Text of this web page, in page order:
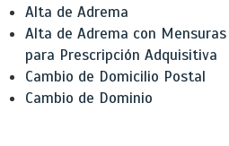
Alta de Adrema
Alta de Adrema con Mensuras
para Prescripción Adquisitiva
Cambio de Domicilio Postal
Cambio de Dominio